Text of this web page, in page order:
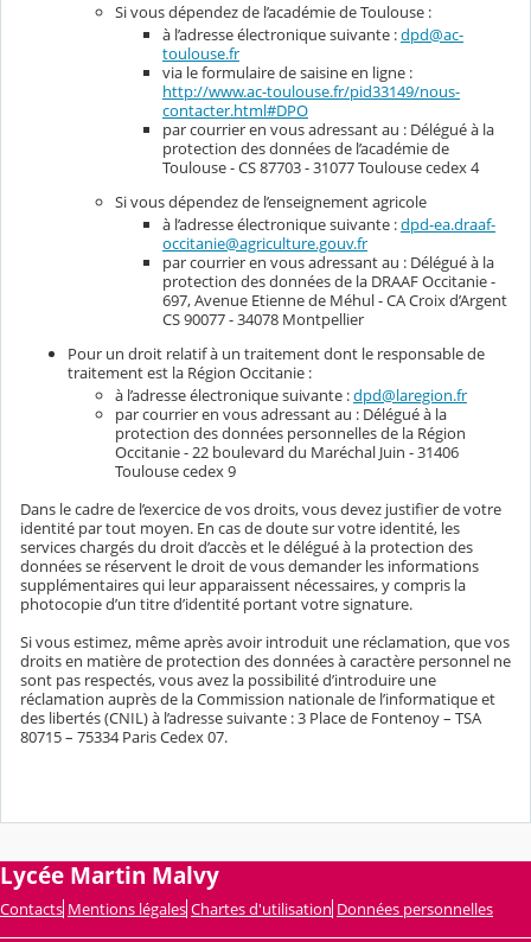
Si vous dépendez de l’académie de Toulouse :
à l’adresse électronique suivante :dpd@ac-
toulouse.fr
via le formulaire de saisine en ligne :
http://www.ac-toulouse.fr/pid33149/nous-
contacter.html#DPO
par courrier en vous adressant au : Délégué à la
protection des données de l’académie de
Toulouse - CS 87703 - 31077 Toulouse cedex 4
Si vous dépendez de l’enseignement agricole
à l’adresse électronique suivante :dpd-ea.draaf-
occitanie@agriculture.gouv.fr
par courrier en vous adressant au : Délégué à la
protection des données de la DRAAF Occitanie -
697, Avenue Etienne de Méhul - CA Croix d’Argent
CS 90077 - 34078 Montpellier
Pour un droit relatif à un traitement dont le responsable de
traitement est la Région Occitanie :
à l’adresse électronique suivante :dpd@laregion.fr
par courrier en vous adressant au : Délégué à la
protection des données personnelles de la Région
Occitanie - 22 boulevard du Maréchal Juin - 31406
Toulouse cedex 9
Dans le cadre de l’exercice de vos droits, vous devez justifier de votre
identité par tout moyen. En cas de doute sur votre identité, les
services chargés du droit d’accès et le délégué à la protection des
données se réservent le droit de vous demander les informations
supplémentaires qui leur apparaissent nécessaires, y compris la
photocopie d’un titre d’identité portant votre signature.
Si vous estimez, même après avoir introduit une réclamation, que vos
droits en matière de protection des données à caractère personnel ne
sont pas respectés, vous avez la possibilité d’introduire une
réclamation auprès de la Commission nationale de l’informatique et
des libertés (CNIL) à l’adresse suivante : 3 Place de Fontenoy – TSA
80715 – 75334 Paris Cedex 07.
Lycée Martin Malvy
Contacts Mentions légales Chartes d'utilisation Données personnelles